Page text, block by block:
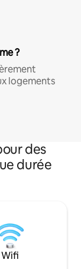
?
logements
des
durée
Wifi